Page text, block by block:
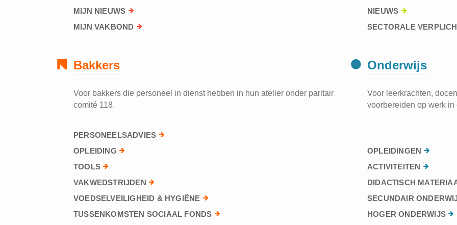
MIJN NIEUWS
MIJN VAKBOND
NIEUWS
SECTORALE
Bakkers
Voor bakkers die personeel in dienst hebben in hun atelier onder paritair
comité 118.
PERSONEELSADVIES
OPLEIDING
TOOLS
VAKWEDSTRIJDEN
VOEDSELVEILIGHEID & HYGIËNE
TUSSENKOMSTEN SOCIAAL FONDS
Onderwijs
Voor leerkrachten,
voorbereiden op werk
OPLEIDINGEN
ACTIVITEITEN
DIDACTISCH
SECUNDAIR
HOGER ONDERWIJS